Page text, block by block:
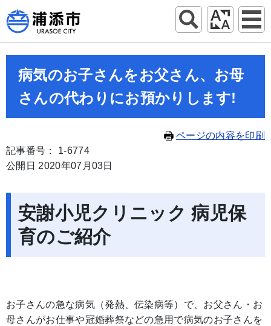
病気のお子さんをお父さん、お母
さんの代わりにお預かりします!
ページの内容を印刷
記事番号： 1-6774
公開日 2020年07月03日
安謝小児クリニック 病児保
育のご紹介
お子さんの急な病気（発熱、伝染病等）で、お父さん・お
母さんがお仕事や冠婚葬祭などの急用で病気のお子さんを